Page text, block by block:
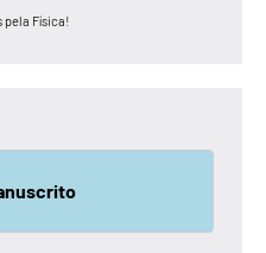
pela Física!